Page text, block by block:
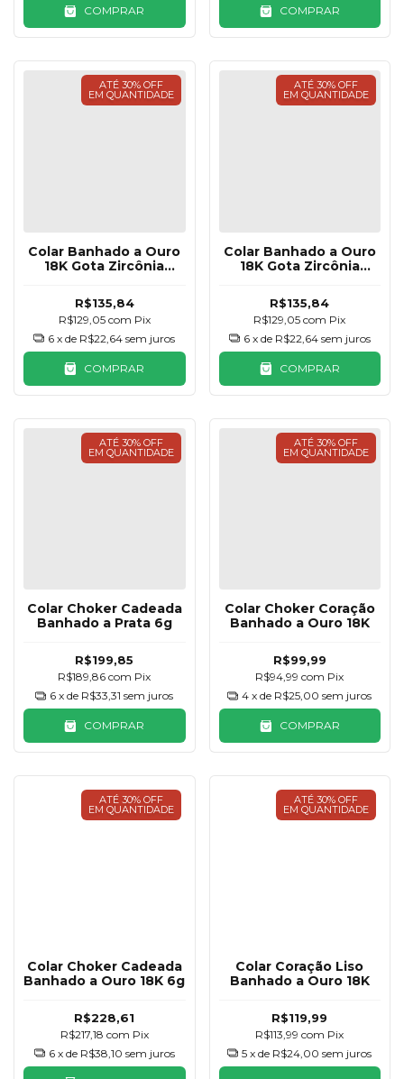
COMPRAR COMPRAR
ATÉ 30% OFF
EM QUANTIDADE
Colar Banhado a Ouro
18K Gota Zircônia
R$135,84
R$129,05 com Pix
6 x de R$22,64 sem juros
COMPRAR
ATÉ 30% OFF
EM QUANTIDADE
Colar Banhado a Ouro
18K Gota Zircônia
R$135,84
R$129,05com Pix
6 x de R$22,64 sem juros
COMPRAR
ATÉ 30% OFF
EM QUANTIDADE
Colar Choker Cadeada
Banhado a Prata 6g
R$199,85
R$189,86com Pix
6 x de R$33,31 sem juros
COMPRAR
ATÉ 30% OFF
EM QUANTIDADE
Colar Choker Coração
Banhado a Ouro 18K
R$99,99
R$94,99com Pix
4 x de R$25,00 sem juros
COMPRAR
ATÉ 30% OFF
EM QUANTIDADE
Colar Choker Cadeada
Banhado a Ouro 18K 6g
R$228,61
R$217,18 com Pix
6 x de R$38,10 sem juros
ATÉ 30% OFF
EM QUANTIDADE
Colar Coração Liso
Banhado a Ouro 18K
R$119,99
R$113,99com Pix
5 x de R$24,00 sem juros